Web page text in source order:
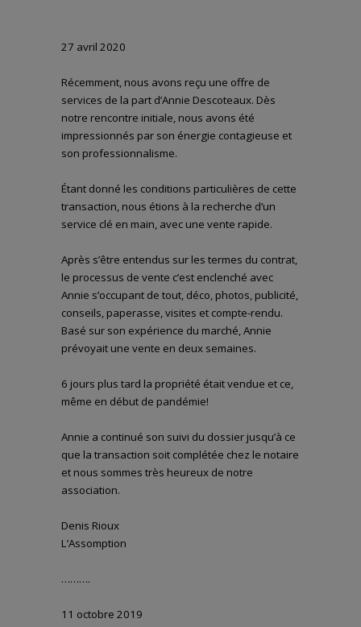
27 avril 2020
Récemment, nous avons reçu une offre de
services de la part d’Annie Descoteaux. Dès
notre rencontre initiale, nous avons été
impressionnés par son énergie contagieuse et
son professionnalisme.
Étant donné les conditions particulières de cette
transaction, nous étions à la recherche d’un
service clé en main, avec une vente rapide.
Après s’être entendus sur les termes du contrat,
le processus de vente c’est enclenché avec
Annie s’occupant de tout, déco, photos, publicité,
conseils, paperasse, visites et compte-rendu.
Basé sur son expérience du marché, Annie
prévoyait une vente en deux semaines.
6 jours plus tard la propriété était vendue et ce,
même en début de pandémie!
Annie a continué son suivi du dossier jusqu’à ce
que la transaction soit complétée chez le notaire
et nous sommes très heureux de notre
association.
Denis Rioux
L’Assomption
……….
11 octobre 2019